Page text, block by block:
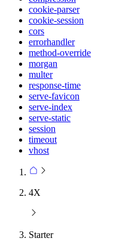
cookie-parser
cookie-session
cors
errorhandler
method-override
morgan
multer
response-time
serve-favicon
serve-index
serve-static
session
timeout
vhost
4X
Starter